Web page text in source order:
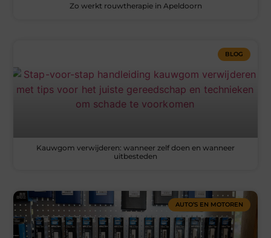
Zo werkt rouwtherapie in Apeldoorn
BLOG
Kauwgom verwijderen: wanneer zelf doen en wanneer
uitbesteden
AUTO’S EN MOTOREN